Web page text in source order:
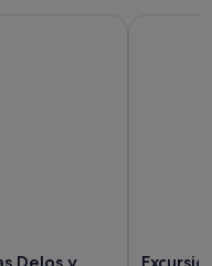
Delos y